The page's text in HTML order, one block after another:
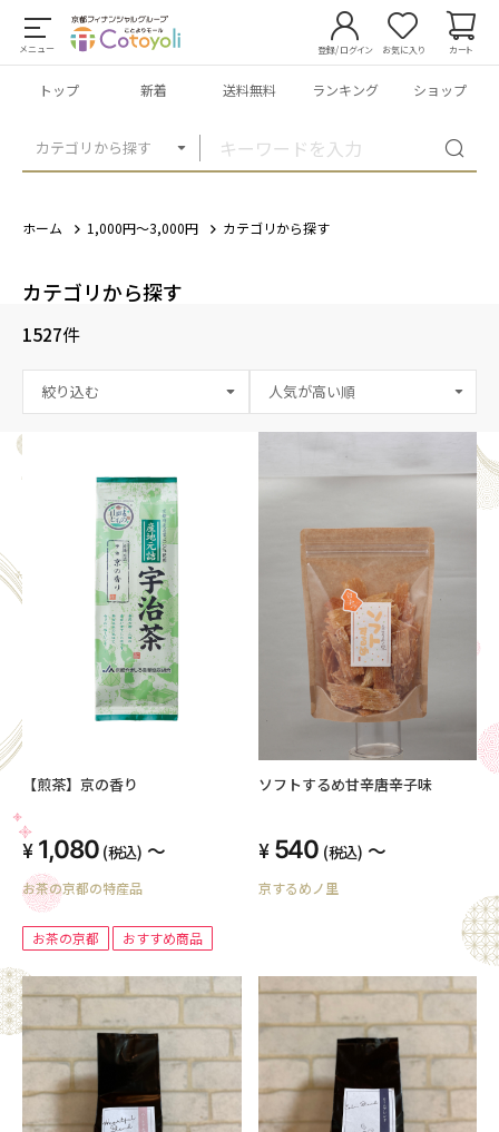
メニュー
カテゴリから探す
登録/ログイン お気に入り カート
トップ 新着 送料無料 ランキング ショップ
ホーム 1,000円～3,000円 カテゴリから探す
カテゴリから探す
1527件
絞り込む
【煎茶】京の香り
1,080 (税込) ～
お茶の京都の特産品
お茶の京都 おすすめ商品
ソフトするめ甘辛唐辛子味
540 (税込) ～
京するめノ里